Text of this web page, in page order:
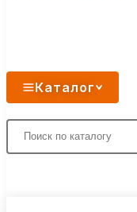
Каталог